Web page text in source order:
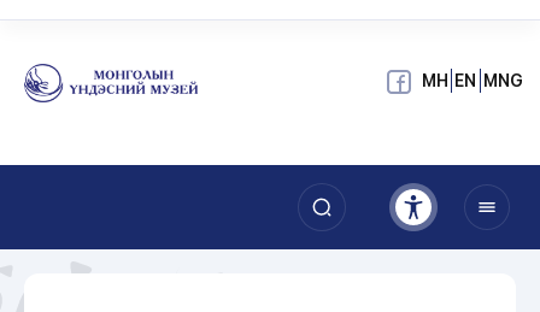
МН EN MNG